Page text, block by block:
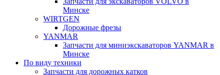
Минске
WIRTGEN
Дорожные фрезы
YANMAR
Запчасти для миниэкскаваторов YANMAR в
Минске
По виду техники
Запчасти для дорожных катков